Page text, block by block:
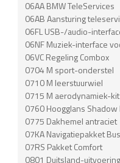
06AA BMW TeleServices
06AB Aansturing
06FL USB-/audio-
06NF Muziek-interface
06VC Regeling Combox
0704 M sport-onderstel
0710 M leerstuurwiel
0715 M aerodynamiek-kit
0760 Hoogglans Shadow
0775 Dakhemel antraciet
07KA Navigatiepakket
07RS Pakket Comfort
0801 Duitsland-uitvoering